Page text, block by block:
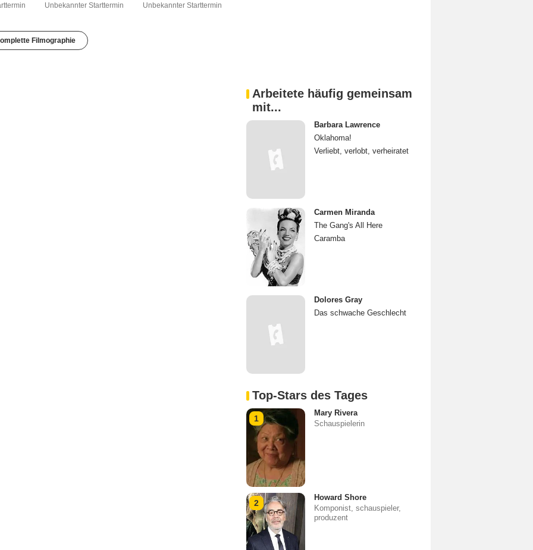
Unbekannter Starttermin Unbekannter Starttermin
Filmographie
Arbeitete häufig gemeinsam
mit...
Barbara Lawrence
Oklahoma!
Verliebt, verlobt, verheiratet
Carmen Miranda
The Gang's All Here
Caramba
Dolores Gray
Das schwache Geschlecht
Top-Stars des Tages
1
Mary Rivera
Schauspielerin
2
Howard Shore
Komponist, schauspieler,
produzent